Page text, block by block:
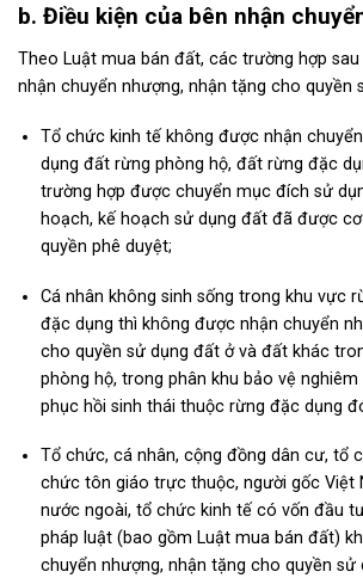
b. Điều kiện của bên nhận
Theo Luật mua bán đất, các trường hợp
nhận chuyển nhượng, nhận tặng cho quyền
Tổ chức kinh tế không được nhận
dụng đất rừng phòng hộ, đất rừng đặc
trường hợp được chuyển mục đích sử
hoạch, kế hoạch sử dụng đất đã được
quyền phê duyệt;
Cá nhân không sinh sống trong khu vực
đặc dụng thì không được nhận chuyển
cho quyền sử dụng đất ở và đất khác
phòng hộ, trong phân khu bảo vệ nghiêm
phục hồi sinh thái thuộc rừng đặc dụng
Tổ chức, cá nhân, cộng đồng dân cư, tổ
chức tôn giáo trực thuộc, người gốc Việt
nước ngoài, tổ chức kinh tế có vốn đầu
pháp luật (bao gồm Luật mua bán đất)
chuyển nhượng, nhận tặng cho quyền sử